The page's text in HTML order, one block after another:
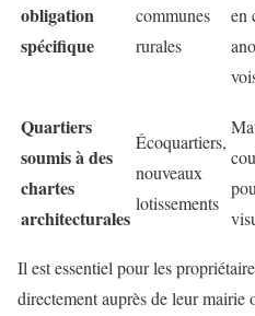
obligation
spécifique
communes
rurales
en
Quartiers
soumis à des
chartes
architecturales
Écoquartiers,
nouveaux
lotissements
Il est essentiel pour les
directement auprès de leur mairie